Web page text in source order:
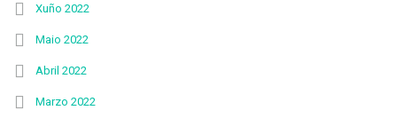
Xuño 2022
Maio 2022
Abril 2022
Marzo 2022